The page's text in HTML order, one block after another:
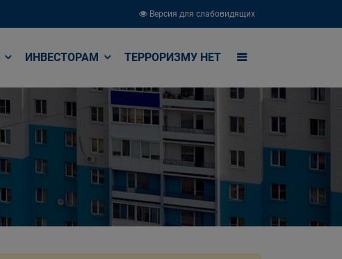
Версия для слабовидящих
ИНВЕСТОРАМ ТЕРРОРИЗМУ НЕТ